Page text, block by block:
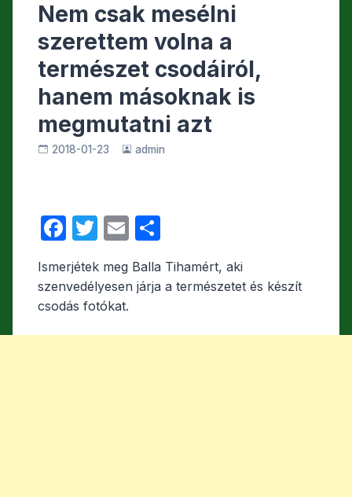
Nem csak mesélni
szerettem volna a
természet csodáiról,
hanem másoknak is
megmutatni azt
2018-01-23 admin
F
a
c
e
b
T
itt
er
E
ail s
a
Ismerjétek meg Balla Tihamért, aki
szenvedélyesen járja a természetet és készít
csodás fotókat.